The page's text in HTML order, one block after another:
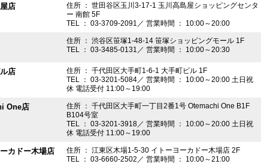
店
住所 ： 世田谷区玉川3-17-1 玉川高島屋ショッピングセンタ
ー 南館 5F
TEL ： 03-3709-2091／ 営業時間 ： 10:00～20:00
住所 ： 渋谷区笹塚1-48-14 笹塚ショッピングモール 1F
TEL ： 03-3485-0131／ 営業時間 ： 10:00～20:30
店
住所 ： 千代田区大手町1-6-1 大手町ビル 1F
TEL ： 03-3201-5084／ 営業時間 ： 10:00～20:00 土日祝
休 電話受付 11:00～19:00
One店
住所 ： 千代田区大手町一丁目2番1号 Otemachi One B1F
B104号室
TEL ： 03-3201-3918／ 営業時間 ： 10:00～20:00 土日祝
休 電話受付 11:00～19:00
カドー木場店
住所 ： 江東区木場1-5-30 イトーヨーカドー木場店 2F
TEL ： 03-6660-2502／ 営業時間 ： 10:00～21:00